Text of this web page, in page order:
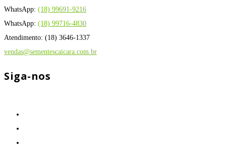
WhatsApp: (18) 99691-9216
WhatsApp: (18) 99716-4830
Atendimento: (18) 3646-1337
vendas@sementescaicara.com.br
Siga-nos